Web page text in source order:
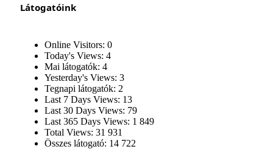
Látogatóink
Online Visitors: 0
Today's Views: 4
Mai látogatók: 4
Yesterday's Views: 3
Tegnapi látogatók: 2
Last 7 Days Views: 13
Last 30 Days Views: 79
Last 365 Days Views: 1 849
Total Views: 31 931
Összes látogató: 14 722